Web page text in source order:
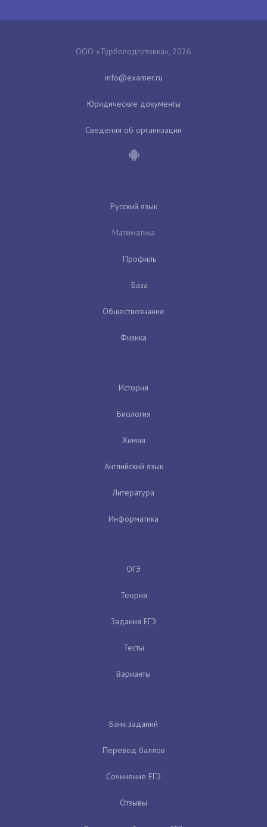
ООО «Турбоподготовка», 2026
Юридические документы
Сведения об организации
Русский язык
Математика
Профиль
База
Обществознание
Физика
История
Биология
Химия
Английский язык
Литература
Информатика
ОГЭ
Теория
Задания ЕГЭ
Тесты
Варианты
Банк заданий
Перевод баллов
Сочинение ЕГЭ
Отзывы